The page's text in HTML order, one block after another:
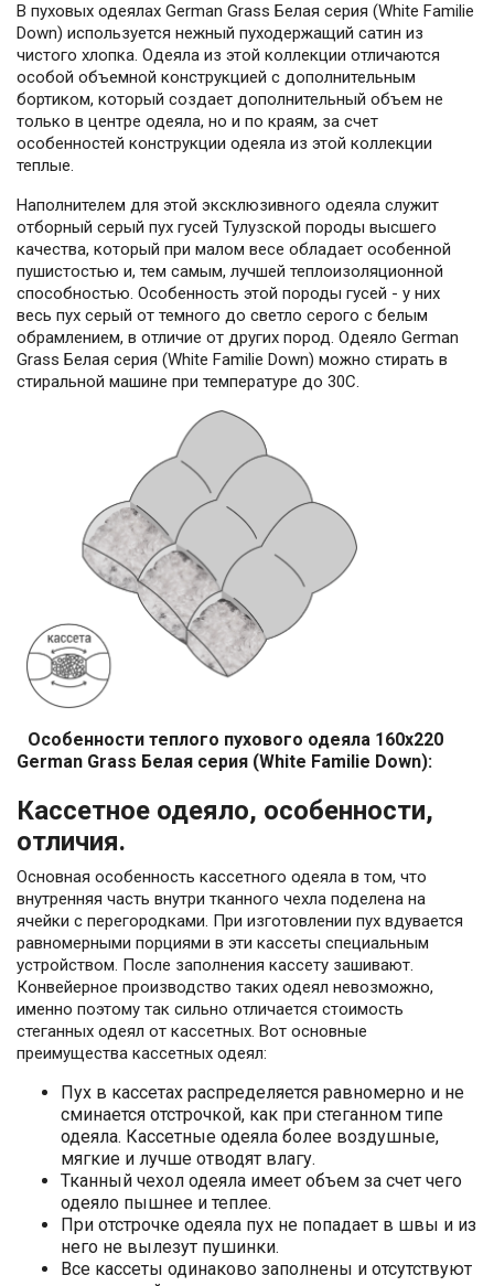
В пуховых одеялах German Grass Белая серия (White Familie
Down) используется нежный пуходержащий сатин из
чистого хлопка. Одеяла из этой коллекции отличаются
особой объемной конструкцией с дополнительным
бортиком, который создает дополнительный объем не
только в центре одеяла, но и по краям, за счет
особенностей конструкции одеяла из этой коллекции
теплые.
Наполнителем для этой эксклюзивного одеяла служит
отборный серый пух гусей Тулузской породы высшего
качества, который при малом весе обладает особенной
пушистостью и, тем самым, лучшей теплоизоляционной
способностью. Особенность этой породы гусей - у них
весь пух серый от темного до светло серого с белым
обрамлением, в отличие от других пород. Одеяло German
Grass Белая серия (White Familie Down) можно стирать в
стиральной машине при температуре до 30С.
Особенности теплого пухового одеяла 160x220
German Grass Белая серия (White Familie Down):
Кассетное одеяло, особенности,
отличия.
Основная особенность кассетного одеяла в том, что
внутренняя часть внутри тканного чехла поделена на
ячейки с перегородками. При изготовлении пух вдувается
равномерными порциями в эти кассеты специальным
устройством. После заполнения кассету зашивают.
Конвейерное производство таких одеял невозможно,
именно поэтому так сильно отличается стоимость
стеганных одеял от кассетных. Вот основные
преимущества кассетных одеял:
Пух в кассетах распределяется равномерно и не
сминается отстрочкой, как при стеганном типе
одеяла. Кассетные одеяла более воздушные,
мягкие и лучше отводят влагу.
Тканный чехол одеяла имеет объем за счет чего
одеяло пышнее и теплее.
При отстрочке одеяла пух не попадает в швы и из
него не вылезут пушинки.
Все кассеты одинаково заполнены и отсутствуют